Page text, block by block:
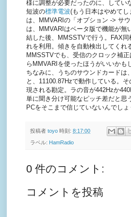
様に調整が必要だったのに、してい
短波の標準電波(もう日本はやめて
は、MMVARIの「オプション -> サ
は、MMVARIはベータ版で機能が無
結した後、MMSSTVで行う。FAX
れを利用。傾きを自動検出してくれ
MMSSTVでも、受信のクロック補
らMMVARIを使ったほうがいいかも
ちなみに、うちのサウンドカードは
と、11100.87Hzで動作している。
現される勘定。ラの音が442Hzか
単に聞き分け可能なピッチ差だと思
PCをそこまで信じていないんでし
投稿者 toyo 時刻: 8:17:00
ラベル: HamRadio
0 件のコメント:
コメントを投稿